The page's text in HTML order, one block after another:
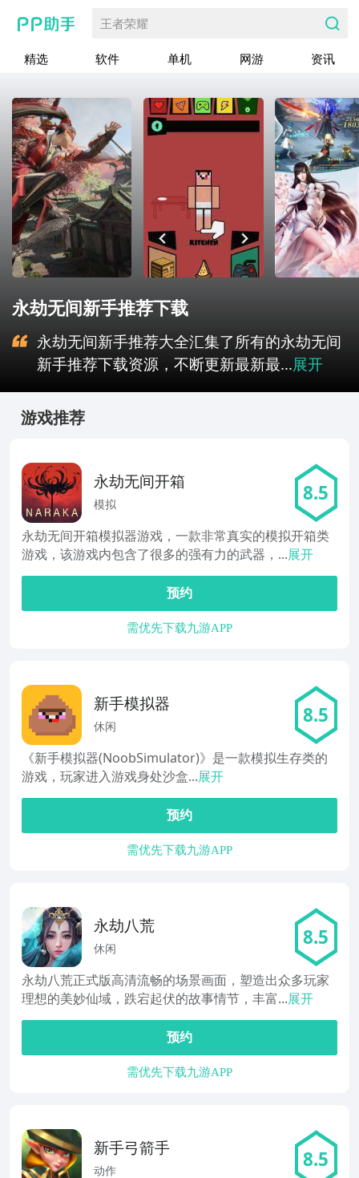
王者荣耀
精选 软件 单机 网游 资讯
永劫无间新手推荐下载
永劫无间新手推荐大全汇集了所有的永劫无间
新手推荐下载资源，不断更新最新最...展开
游戏推荐
永劫无间开箱
模拟 8.5
永劫无间开箱模拟器游戏，一款非常真实的模拟开箱类
游戏，该游戏内包含了很多的强有力的武器，...展开
预约
需优先下载九游APP
新手模拟器
休闲 8.5
《新手模拟器(NoobSimulator)》是一款模拟生存类的
游戏，玩家进入游戏身处沙盒...展开
预约
需优先下载九游APP
永劫八荒
休闲 8.5
永劫八荒正式版高清流畅的场景画面，塑造出众多玩家
理想的美妙仙域，跌宕起伏的故事情节，丰富...展开
预约
需优先下载九游APP
新手弓箭手
动作 8.5